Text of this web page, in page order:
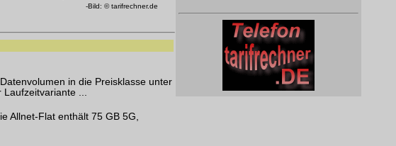
-Bild: © tarifrechner.de
in die Preisklasse unter
...
Allnet-Flat enthält 75 GB 5G,